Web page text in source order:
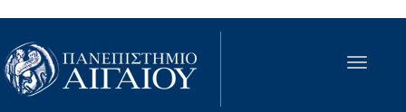
Παράκαμψη προς το κυρίως περιεχόμενο
Toggle